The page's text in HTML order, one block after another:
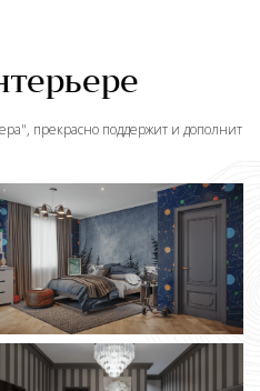
", прекрасно поддержит и дополнит